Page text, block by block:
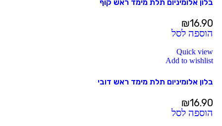
בלון אלומיניום תלת מימד ראש קוף
₪16.90
הוספה לסל
Quick view
Add to wishlist
בלון אלומיניום תלת מימד ראש דובי
₪16.90
הוספה לסל